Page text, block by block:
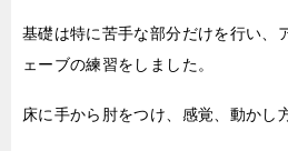
基礎は特に苦手な部分だけを行い、
ェーブの練習をしました。
床に手から肘をつけ、感覚、動かし